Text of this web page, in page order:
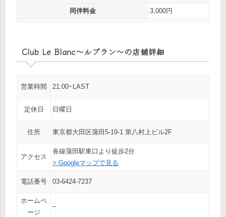
同伴料金
3,000円
Club Le Blanc～ルブラン～の店舗詳細
営業時間 21:00~LAST
定休日 日曜日
住所 東京都大田区蒲田5-19-1 第八村上ビル2F
アクセス
各線蒲田駅東口より徒歩2分
> Googleマップで見る
電話番号 03-6424-7237
ホームペ
ージ
–